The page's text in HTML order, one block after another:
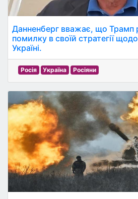
Данненберг вважає, що Трамп
помилку в своїй стратегії
Україні.
Росія Україна Росіяни